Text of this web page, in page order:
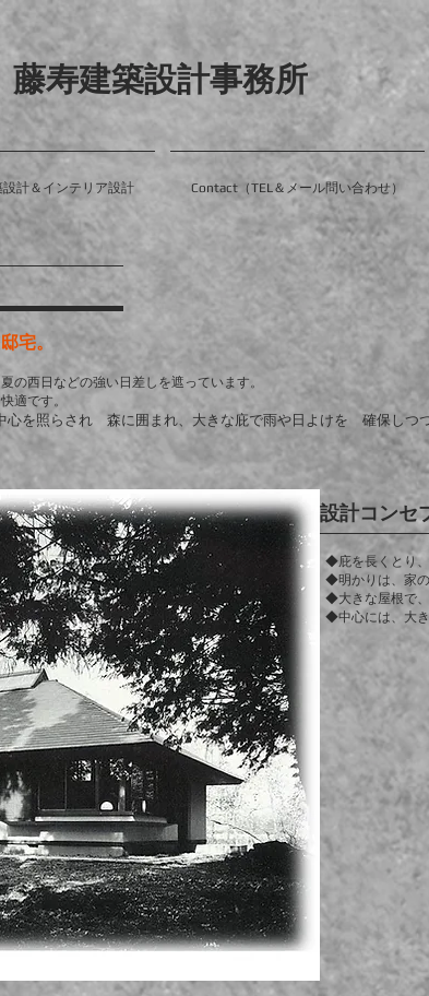
藤寿建築設計事務所
設計＆インテリア設計 Contact（TEL＆メール問い合わせ）
宅。
の西日などの強い日差しを遮っています。
適です。
中心を照らされ 森に囲まれ、大きな庇で雨や日よけを 確保
設計コンセ
◆庇を長くとり
◆明かりは、家
◆大きな屋根で
◆中心には、大